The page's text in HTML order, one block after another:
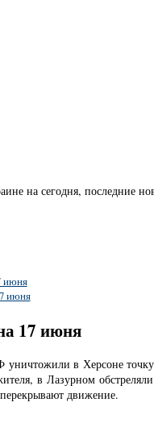
на сегодня, последние
июня
июня
17 июня
в Херсоне точку
в Лазурном
движение.